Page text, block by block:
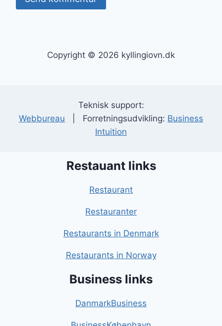
Copyright © 2026 kyllingiovn.dk
Teknisk support:
Webbureau | Forretningsudvikling: Business
Intuition
Restauant links
Restaurant
Restauranter
Restaurants in Denmark
Restaurants in Norway
Business links
DanmarkBusiness